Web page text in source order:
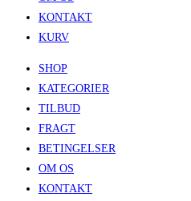
KONTAKT
KURV
SHOP
KATEGORIER
TILBUD
FRAGT
BETINGELSER
OM OS
KONTAKT